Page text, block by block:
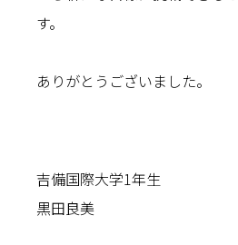
す。
ありがとうございました。
吉備国際大学1年生
黒田良美